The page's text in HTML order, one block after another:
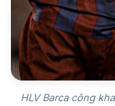
HLV Barca công